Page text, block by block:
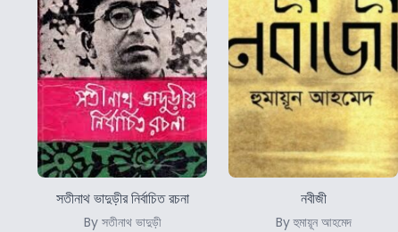
সতীনাথ ভাদুড়ীর নির্বাচিত রচনা
By সতীনাথ ভাদুড়ী
নবীজী
By হুমায়ূন আহমেদ